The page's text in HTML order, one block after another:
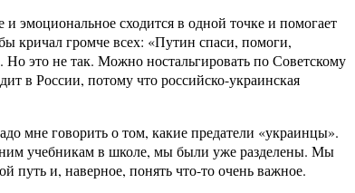
эмоциональное сходится в одной точке и помогает
кричал громче всех: «Путин спаси, помоги,
это не так. Можно ностальгировать по Советскому
в России, потому что российско-украинская
мне говорить о том, какие предатели «украинцы».
учебникам в школе, мы были уже разделены. Мы
путь и, наверное, понять что-то очень важное.